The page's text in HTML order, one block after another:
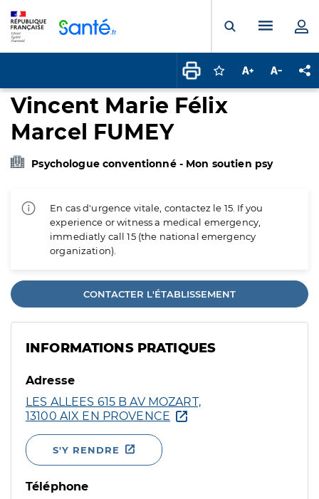
Ouvrir laMenu
Connectez-vous
Augmenter la
Vincent Marie Félix
Marcel FUMEY
Psychologue conventionné - Mon soutien psy
En cas d'urgence vitale, contactez le 15. If you
experience or witness a medical emergency,
immediatly call 15 (the national emergency
organization).
CONTACTER L'ÉTABLISSEMENT
INFORMATIONS PRATIQUES
Adresse
LES ALLEES 615 B AV MOZART,
13100 AIX EN PROVENCE
S'Y RENDRE
Téléphone